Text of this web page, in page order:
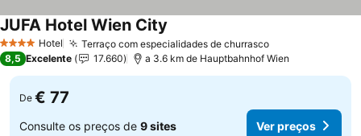
4 EstrelasHotel Terraço com especialidades de churrasco
JUFA Hotel Wien City
8,5 Excelente 17.660 a 3.6 km de Hauptbahnhof Wien
De € 77
Consulte os preços de 9 sites Ver preços